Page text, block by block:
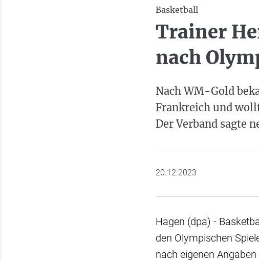
Basketball
Trainer
nach
Nach WM-Gold
Frankreich und
Der Verband sagte
20.12.2023
Hagen (dpa) -
den Olympischen
nach eigenen